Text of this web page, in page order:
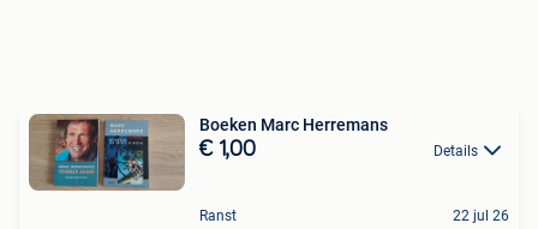
Boeken Marc Herremans
€ 1,00 Details
Ranst 22 jul 26